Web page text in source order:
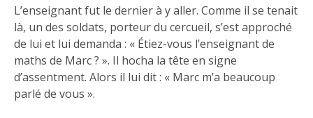
L’enseignant fut le dernier à y aller. Comme il se tenait
là, un des soldats, porteur du cercueil, s’est approché
de lui et lui demanda : « Étiez-vous l’enseignant de
maths de Marc ? ». Il hocha la tête en signe
d’assentment. Alors il lui dit : « Marc m’a beaucoup
parlé de vous ».